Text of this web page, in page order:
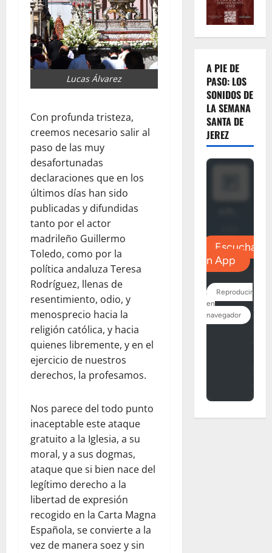
Lucas Álvarez
Con profunda tristeza,
creemos necesario salir al
paso de las muy
desafortunadas
declaraciones que en los
últimos días han sido
publicadas y difundidas
tanto por el actor
madrileño Guillermo
Toledo, como por la
política andaluza Teresa
Rodríguez, llenas de
resentimiento, odio, y
menosprecio hacia la
religión católica, y hacia
quienes libremente, y en el
ejercicio de nuestros
derechos, la profesamos.
Nos parece del todo punto
inaceptable este ataque
gratuito a la Iglesia, a su
moral, y a sus dogmas,
ataque que si bien nace del
legítimo derecho a la
libertad de expresión
recogido en la Carta Magna
Española, se convierte a la
vez de manera soez y sin
A PIE DE
PASO: LOS
SONIDOS DE
LA SEMANA
SANTA DE
JEREZ